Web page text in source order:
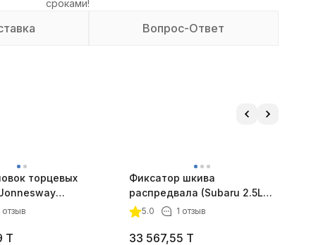
сроками!
Вопрос-Ответ
торцевых
1/2"DR, 10-24 мм
отзыв
T
Фиксатор шкива
распредвала (Subaru 2.5L
turbo, 3.6L) JTC-4184
5.0 1 отзыв
33 567,55 T